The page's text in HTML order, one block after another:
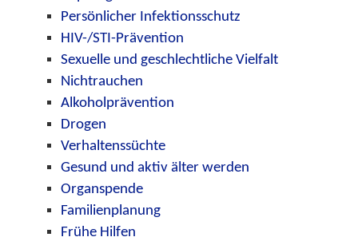
Persönlicher Infektionsschutz
HIV-/STI-Prävention
Sexuelle und geschlechtliche Vielfalt
Nichtrauchen
Alkoholprävention
Drogen
Verhaltenssüchte
Gesund und aktiv älter werden
Organspende
Familienplanung
Frühe Hilfen